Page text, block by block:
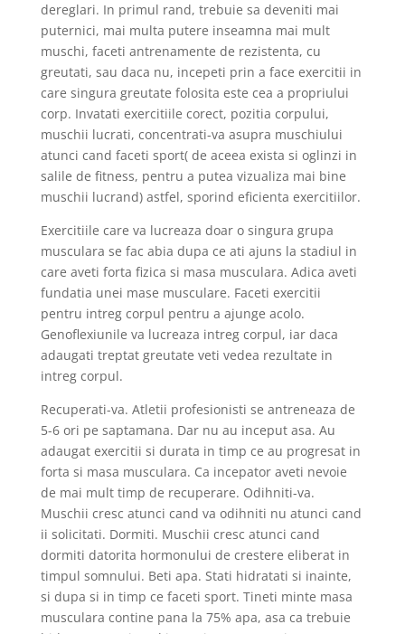
dereglari. In primul rand, trebuie sa deveniti mai
puternici, mai multa putere inseamna mai mult
muschi, faceti antrenamente de rezistenta, cu
greutati, sau daca nu, incepeti prin a face exercitii in
care singura greutate folosita este cea a propriului
corp. Invatati exercitiile corect, pozitia corpului,
muschii lucrati, concentrati-va asupra muschiului
atunci cand faceti sport( de aceea exista si oglinzi in
salile de fitness, pentru a putea vizualiza mai bine
muschii lucrand) astfel, sporind eficienta exercitiilor.
Exercitiile care va lucreaza doar o singura grupa
musculara se fac abia dupa ce ati ajuns la stadiul in
care aveti forta fizica si masa musculara. Adica aveti
fundatia unei mase musculare. Faceti exercitii
pentru intreg corpul pentru a ajunge acolo.
Genoflexiunile va lucreaza intreg corpul, iar daca
adaugati treptat greutate veti vedea rezultate in
intreg corpul.
Recuperati-va. Atletii profesionisti se antreneaza de
5-6 ori pe saptamana. Dar nu au inceput asa. Au
adaugat exercitii si durata in timp ce au progresat in
forta si masa musculara. Ca incepator aveti nevoie
de mai mult timp de recuperare. Odihniti-va.
Muschii cresc atunci cand va odihniti nu atunci cand
ii solicitati. Dormiti. Muschii cresc atunci cand
dormiti datorita hormonului de crestere eliberat in
timpul somnului. Beti apa. Stati hidratati si inainte,
si dupa si in timp ce faceti sport. Tineti minte masa
musculara contine pana la 75% apa, asa ca trebuie